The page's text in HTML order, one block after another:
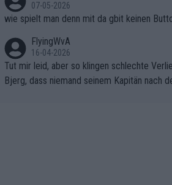
07-05-2026
wie spielt man denn mit da gbit keinen
FlyingWvA
16-04-2026
Tut mir leid, aber so klingen schlechte
Bjerg, dass niemand seinem Kapitän nach